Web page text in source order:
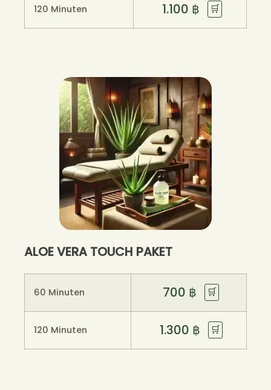
120 Minuten 1.100 ฿ 🛒
ALOE VERA TOUCH PAKET
60 Minuten 700 ฿ 🛒
120 Minuten 1.300 ฿ 🛒